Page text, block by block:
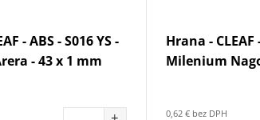
- ABS - S016 YS -
- 43 x 1 mm
Hrana - CLEAF
Milenium
0,62 € bez DPH